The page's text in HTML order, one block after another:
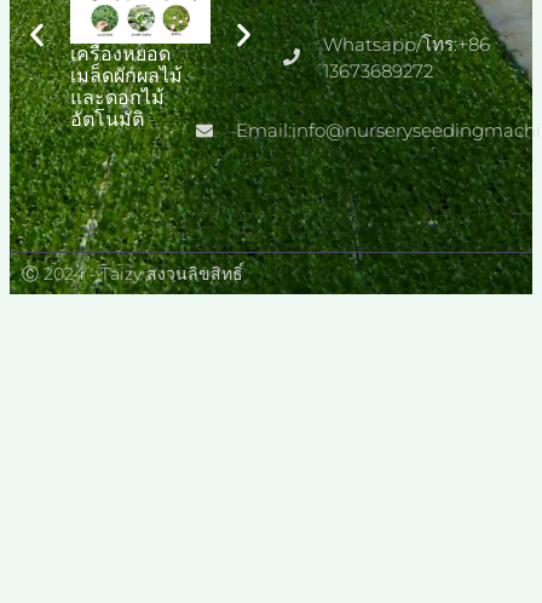
เครื่องหยอด
เมล็ดผักผลไม้
และดอกไม้
อัตโนมัติ
ขายเครื่องเพาะ
เมล็ดเนอสเซอรี่
กึ่งอัตโนมัติ
เครื่องปลูก
แตงกวา
Whatsapp/โทร:+86
13673689272
Ⓒ 2024 - Taizy สงวนลิขสิทธิ์